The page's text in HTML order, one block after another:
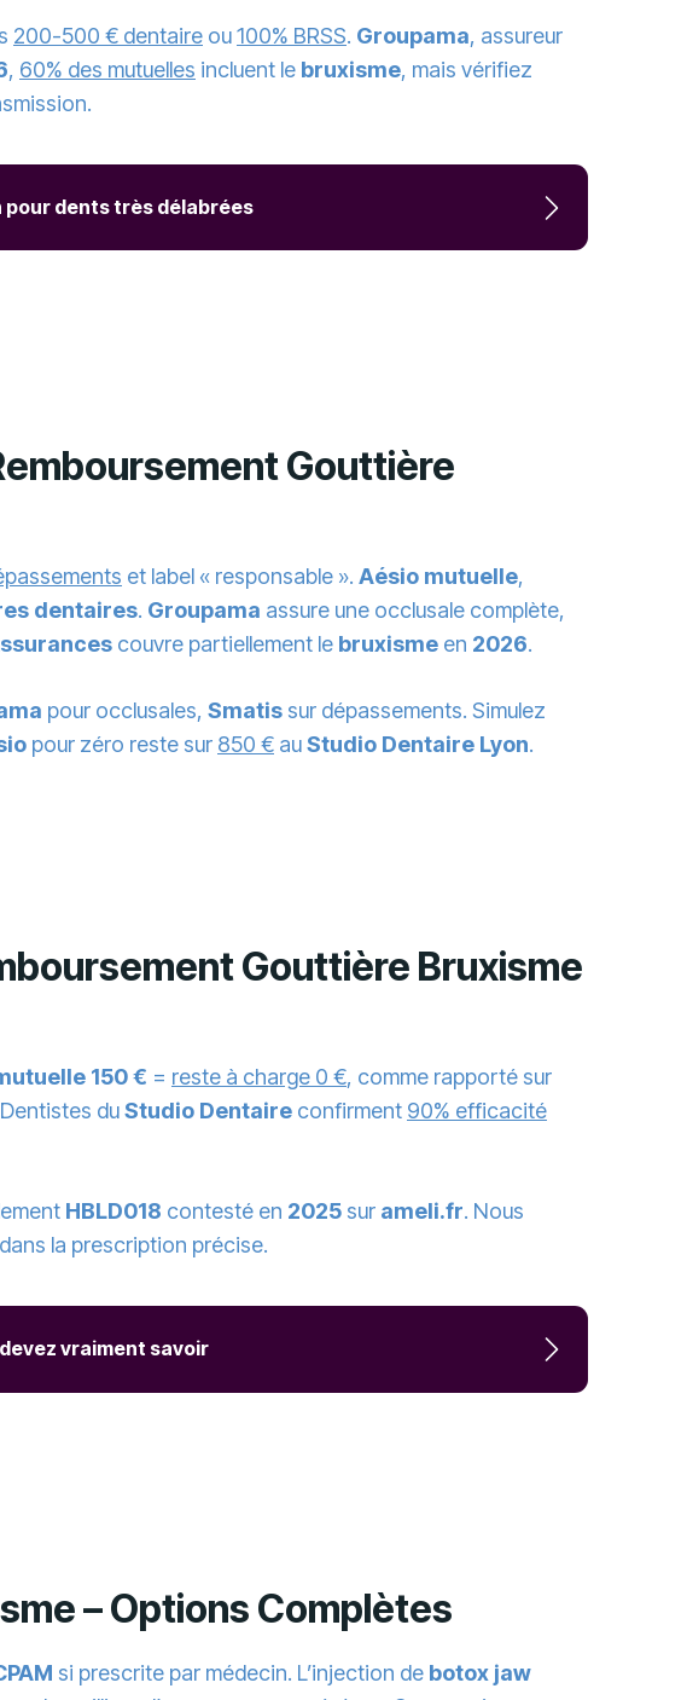
200-500 € dentaire ou100% BRSS. Groupama, assureur
, 60% des mutuelles incluent le bruxisme, mais vérifiez
dents très délabrées
Gouttière
et label « responsable ». Aésio mutuelle,
dentaires. Groupama assure une occlusale complète,
couvre partiellement le bruxisme en 2026.
pour occlusales, Smatis sur dépassements. Simulez
pour zéro reste sur 850 € auStudio Dentaire Lyon.
Gouttière Bruxisme
150 € = reste à charge 0 €, comme rapporté sur
duStudio Dentaire confirment 90% efficacité
HBLD018 contesté en 2025 sur ameli.fr. Nous
la prescription précise.
vraiment savoir
– Options Complètes
si prescrite par médecin. L’injection de botox jaw